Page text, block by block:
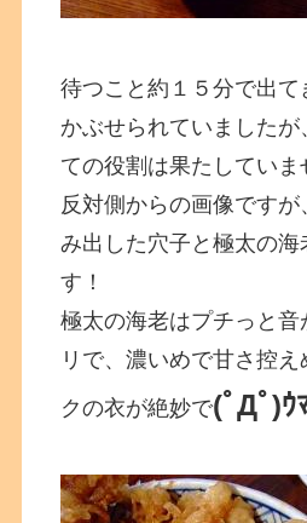
待つこと約１５分で出
かぶせられていましたが
ての役割は果たしていま
反対側からの画像です
み出した穴子と極太の
す！
極太の海老はプチっと
リで、濃いめで甘さ控
クの衣が絶妙で(ﾟДﾟ)ｳ